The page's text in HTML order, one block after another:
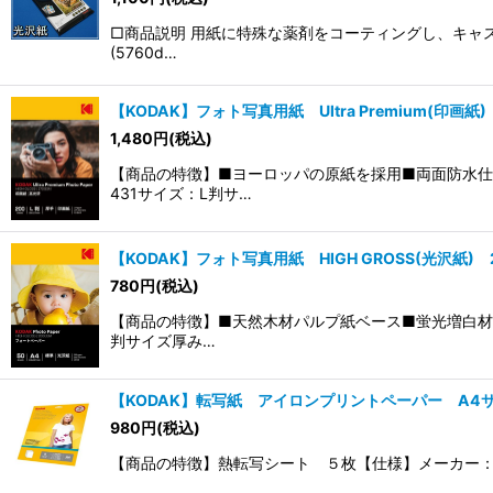
□商品説明 用紙に特殊な薬剤をコーティングし、キャ
(5760d…
【KODAK】フォト写真用紙 Ultra Premium(印画
1,480円(税込)
【商品の特徴】■ヨーロッパの原紙を採用■両面防水
431サイズ：L判サ…
【KODAK】フォト写真用紙 HIGH GROSS(光沢
780円(税込)
【商品の特徴】■天然木材パルプ紙ベース■蛍光増白
判サイズ厚み…
【KODAK】転写紙 アイロンプリントペーパー A4
980円(税込)
【商品の特徴】熱転写シート ５枚【仕様】メーカー